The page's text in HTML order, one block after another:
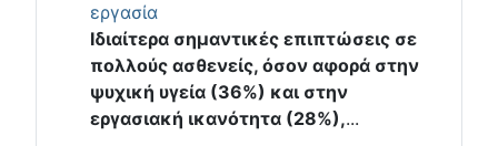
εργασία
Ιδιαίτερα σημαντικές επιπτώσεις σε
πολλούς ασθενείς, όσον αφορά στην
ψυχική υγεία (36%) και στην
εργασιακή ικανότητα (28%),...